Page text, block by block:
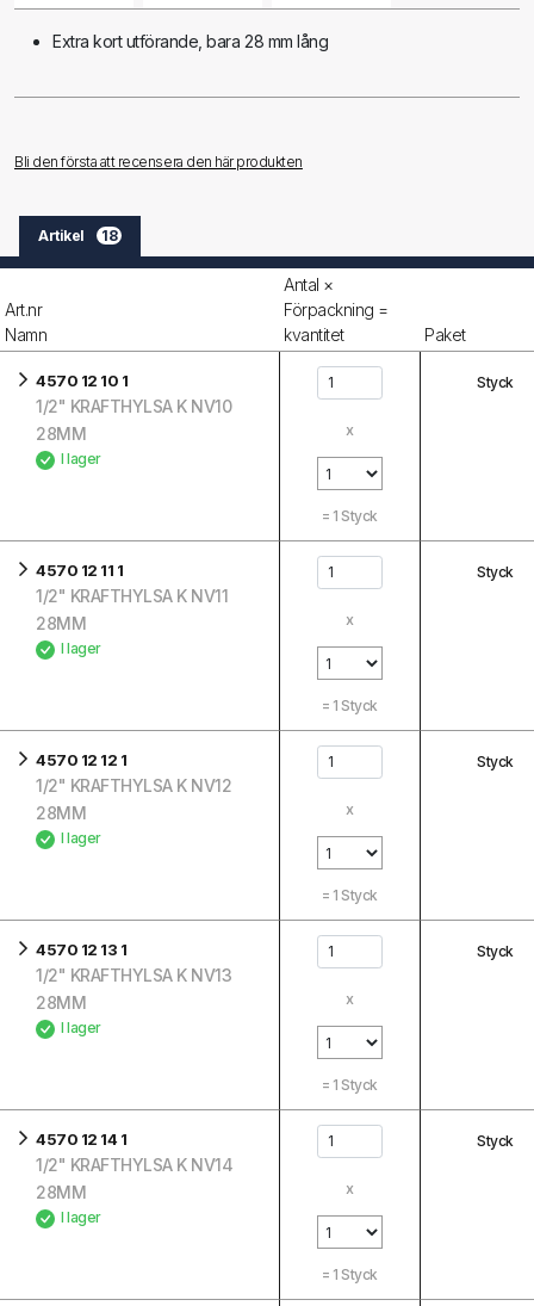
Extra kort utförande, bara 28 mm lång
Bli den första att recensera den här produkten
Artikel 18
Art.nr
Namn
Antal ×
Förpackning =
kvantitet
Paket
4570 12 10 1
1/2" KRAFTHYLSA K NV10
28MM
I lager
x
= 1 Styck
Styck
4570 12 11 1
1/2" KRAFTHYLSA K NV11
28MM
I lager
x
= 1 Styck
Styck
4570 12 12 1
1/2" KRAFTHYLSA K NV12
28MM
I lager
x
= 1 Styck
Styck
4570 12 13 1
1/2" KRAFTHYLSA K NV13
28MM
I lager
x
= 1 Styck
Styck
4570 12 14 1
1/2" KRAFTHYLSA K NV14
28MM
I lager
x
= 1 Styck
Styck